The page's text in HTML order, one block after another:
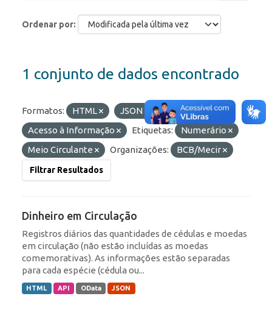
Ordenar por
1 conjunto de dados encontrado
Formatos: HTML JSON API
Grupos:
Acesso à Informação
Etiquetas:
Numerário
Meio Circulante
Organizações: BCB/Mecir
Filtrar Resultados
Dinheiro em Circulação
Registros diários das quantidades de cédulas e moedas
em circulação (não estão incluídas as moedas
comemorativas). As informações estão separadas
para cada espécie (cédula ou...
HTML API OData JSON